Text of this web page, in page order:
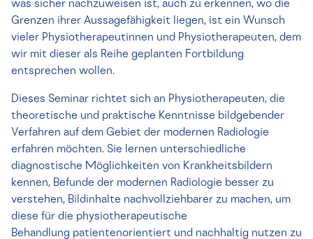
was sicher nachzuweisen ist, auch zu erkennen, wo die
Grenzen ihrer Aussagefähigkeit liegen, ist ein Wunsch
vieler Physiotherapeutinnen und Physiotherapeuten, dem
wir mit dieser als Reihe geplanten Fortbildung
entsprechen wollen.
Dieses Seminar richtet sich an Physiotherapeuten, die
theoretische und praktische Kenntnisse bildgebender
Verfahren auf dem Gebiet der modernen Radiologie
erfahren möchten. Sie lernen unterschiedliche
diagnostische Möglichkeiten von Krankheitsbildern
kennen, Befunde der modernen Radiologie besser zu
verstehen, Bildinhalte nachvollziehbarer zu machen, um
diese für die physiotherapeutische
Behandlung patientenorientiert und nachhaltig nutzen zu